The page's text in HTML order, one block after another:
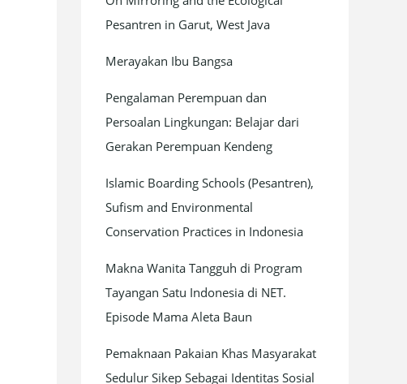
Pesantren in Garut, West Java
Merayakan Ibu Bangsa
Pengalaman Perempuan dan
Persoalan Lingkungan: Belajar dari
Gerakan Perempuan Kendeng
Islamic Boarding Schools (Pesantren),
Sufism and Environmental
Conservation Practices in Indonesia
Makna Wanita Tangguh di Program
Tayangan Satu Indonesia di NET.
Episode Mama Aleta Baun
Pemaknaan Pakaian Khas Masyarakat
Sedulur Sikep Sebagai Identitas Sosial